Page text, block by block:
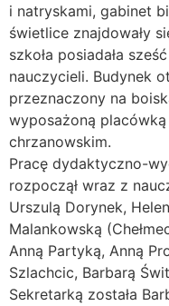
i natryskami, gabinet
świetlice znajdowały
szkoła posiadała
nauczycieli. Budynek
przeznaczony na
wyposażoną
chrzanowskim.
Pracę dydaktyczno-
rozpoczął wraz z
Urszulą Dorynek,
Malankowską
Anną Partyką, Anną
Szlachcic, Barbarą
Sekretarką została